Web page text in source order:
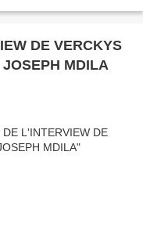
DE VERCKYS
MDILA